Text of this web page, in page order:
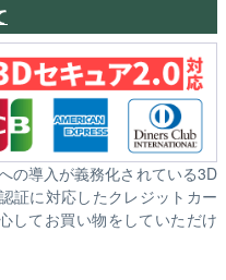
の導入が義務化されている3D
証に対応したクレジットカー
してお買い物をしていただけ